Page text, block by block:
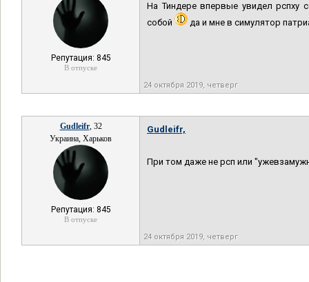
Репутация: 845
В отпуске
На Тиндере впервые увидел рспху
собой
да и мне в симулятор
24 октября 2019, четверг
Gudleifr, 32
Украина, Харьков
Репутация: 845
В отпуске
Gudleifr,
При том даже не рсп или
24 октября 2019, четверг